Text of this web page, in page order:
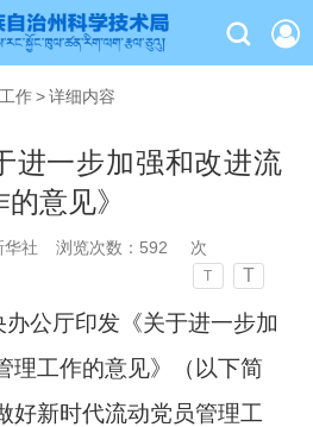
作 > 详细内容
进一步加强和改进流
意见》
华社 浏览次数： 592 次
T T
公厅印发《关于进一步加
理工作的意见》（以下简
好新时代流动党员管理工